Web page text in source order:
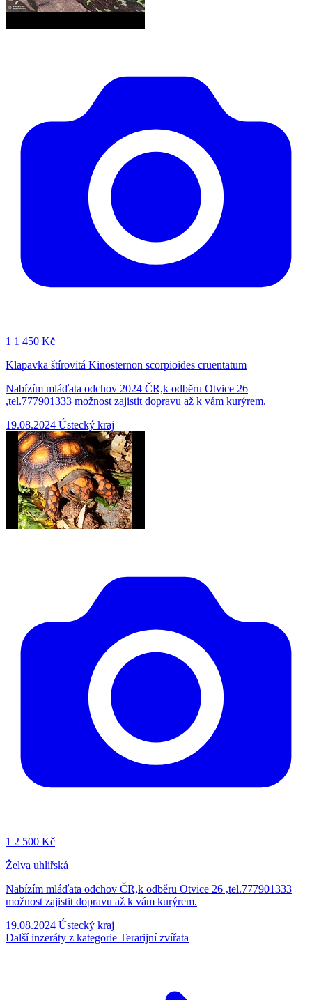
1 1 450 Kč
Klapavka štírovitá Kinosternon scorpioides cruentatum
Nabízím mláďata odchov 2024 ČR,k odběru Otvice 26
,tel.777901333 možnost zajistit dopravu až k vám kurýrem.
19.08.2024 Ústecký kraj
1 2 500 Kč
Želva uhliřská
Nabízím mláďata odchov ČR,k odběru Otvice 26 ,tel.777901333
možnost zajistit dopravu až k vám kurýrem.
19.08.2024 Ústecký kraj
Další inzeráty z kategorie Terarijní zvířata